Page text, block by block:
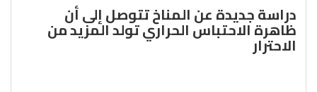
دراسة جديدة عن المناخ تتوصل إلى أن
ظاهرة الاحتباس الحراري تولد المزيد من
الاحترار